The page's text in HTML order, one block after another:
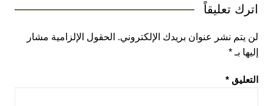
اترك تعليقاً
لن يتم نشر عنوان بريدك الإلكتروني. الحقول الإلزامية مشار
إليها بـ *
التعليق *